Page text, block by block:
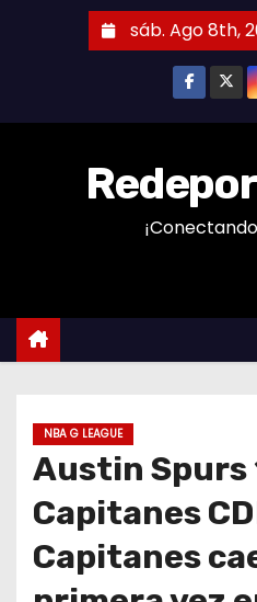
n
sáb. Ago 8th,
NBA G LEAGUE
Austin Spurs
Capitanes
Capitanes